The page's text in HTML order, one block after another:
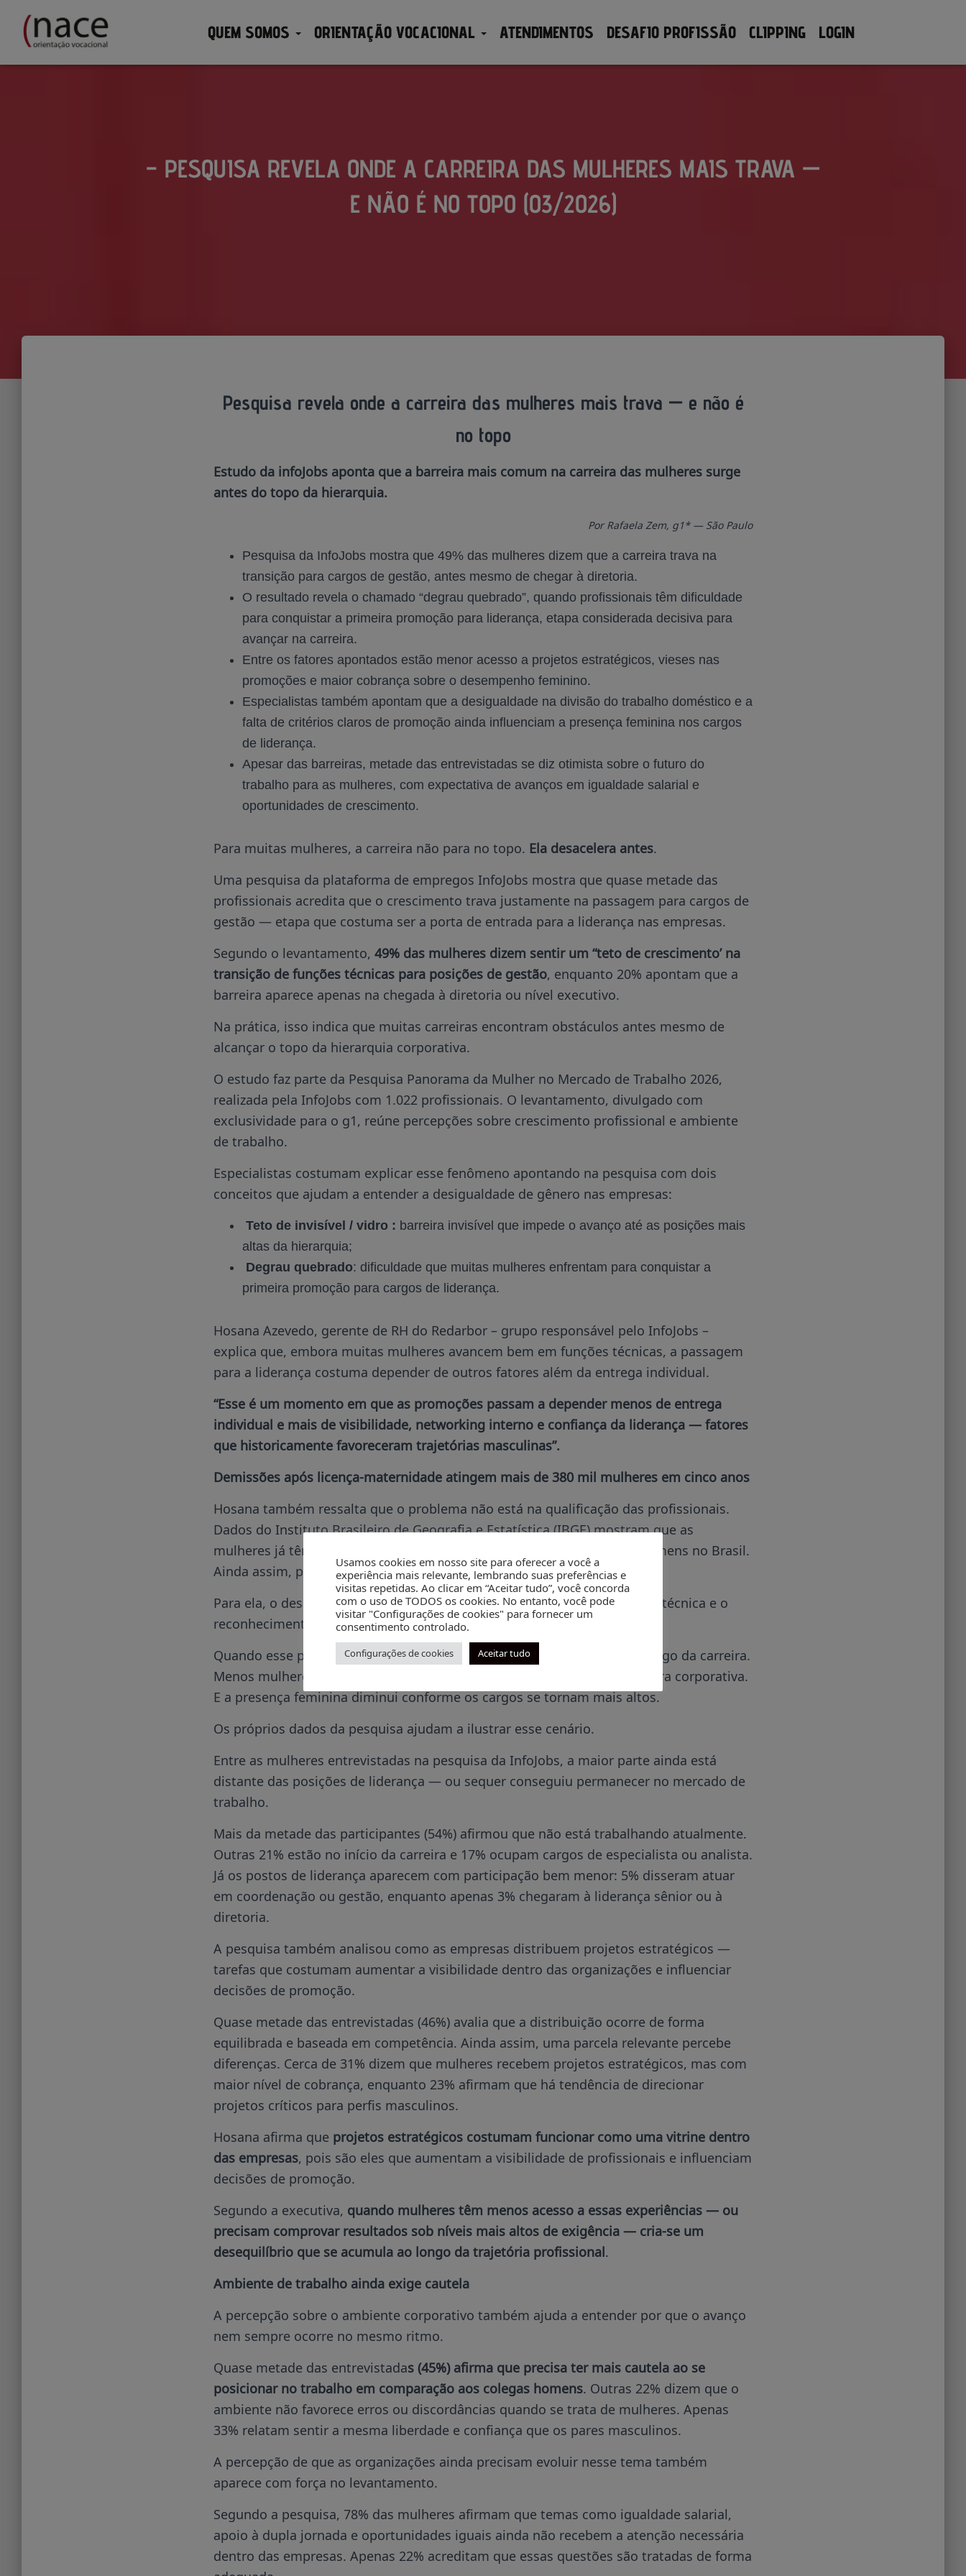
QUEM SOMOS ORIENTAÇÃO VOCACIONAL ATENDIMENTOS DESAFIO PROFISSÃO CLIPPING LOGIN
– PESQUISA REVELA ONDE A CARREIRA DAS MULHERES MAIS TRAVA —
E NÃO É NO TOPO (03/2026)
Pesquisa revela onde a carreira das mulheres mais trava — e não é
no topo
Estudo da infoJobs aponta que a barreira mais comum na carreira das mulheres surge
antes do topo da hierarquia.
Por Rafaela Zem, g1* — São Paulo
Pesquisa da InfoJobs mostra que 49% das mulheres dizem que a carreira trava na
transição para cargos de gestão, antes mesmo de chegar à diretoria.
O resultado revela o chamado “degrau quebrado”, quando profissionais têm dificuldade
para conquistar a primeira promoção para liderança, etapa considerada decisiva para
avançar na carreira.
Entre os fatores apontados estão menor acesso a projetos estratégicos, vieses nas
promoções e maior cobrança sobre o desempenho feminino.
Especialistas também apontam que a desigualdade na divisão do trabalho doméstico e a
falta de critérios claros de promoção ainda influenciam a presença feminina nos cargos
de liderança.
Apesar das barreiras, metade das entrevistadas se diz otimista sobre o futuro do
trabalho para as mulheres, com expectativa de avanços em igualdade salarial e
oportunidades de crescimento.
Para muitas mulheres, a carreira não para no topo. Ela desacelera antes.
Uma pesquisa da plataforma de empregos InfoJobs mostra que quase metade das
profissionais acredita que o crescimento trava justamente na passagem para cargos de
gestão — etapa que costuma ser a porta de entrada para a liderança nas empresas.
Segundo o levantamento, 49% das mulheres dizem sentir um “teto de crescimento’ na
transição de funções técnicas para posições de gestão, enquanto 20% apontam que a
barreira aparece apenas na chegada à diretoria ou nível executivo.
Na prática, isso indica que muitas carreiras encontram obstáculos antes mesmo de
alcançar o topo da hierarquia corporativa.
O estudo faz parte da Pesquisa Panorama da Mulher no Mercado de Trabalho 2026,
realizada pela InfoJobs com 1.022 profissionais. O levantamento, divulgado com
exclusividade para o g1, reúne percepções sobre crescimento profissional e ambiente
de trabalho.
Especialistas costumam explicar esse fenômeno apontando na pesquisa com dois
conceitos que ajudam a entender a desigualdade de gênero nas empresas:
Teto de invisível / vidro : barreira invisível que impede o avanço até as posições mais
altas da hierarquia;
Degrau quebrado: dificuldade que muitas mulheres enfrentam para conquistar a
primeira promoção para cargos de liderança.
Hosana Azevedo, gerente de RH do Redarbor – grupo responsável pelo InfoJobs –
explica que, embora muitas mulheres avancem bem em funções técnicas, a passagem
para a liderança costuma depender de outros fatores além da entrega individual.
“Esse é um momento em que as promoções passam a depender menos de entrega
individual e mais de visibilidade, networking interno e confiança da liderança — fatores
que historicamente favoreceram trajetórias masculinas”.
Demissões após licença-maternidade atingem mais de 380 mil mulheres em cinco anos
Hosana também ressalta que o problema não está na qualificação das profissionais.
Dados do Instituto Brasileiro de Geografia e Estatística (IBGE) mostram que as
mulheres já têm, em média, níveis de escolaridade mais altos que os homens no Brasil.
Ainda assim, permanecem sub-representadas em posições de liderança.
Para ela, o desafio aparece justamente na transição entre a performance técnica e o
reconhecimento como potencial líder dentro das empresas.
Quando esse primeiro obstáculo aparece cedo, o efeito se espalha ao longo da carreira.
Menos mulheres conseguem avançar para os níveis seguintes da estrutura corporativa.
E a presença feminina diminui conforme os cargos se tornam mais altos.
Os próprios dados da pesquisa ajudam a ilustrar esse cenário.
Entre as mulheres entrevistadas na pesquisa da InfoJobs, a maior parte ainda está
distante das posições de liderança — ou sequer conseguiu permanecer no mercado de
trabalho.
Mais da metade das participantes (54%) afirmou que não está trabalhando atualmente.
Outras 21% estão no início da carreira e 17% ocupam cargos de especialista ou analista.
Já os postos de liderança aparecem com participação bem menor: 5% disseram atuar
em coordenação ou gestão, enquanto apenas 3% chegaram à liderança sênior ou à
diretoria.
A pesquisa também analisou como as empresas distribuem projetos estratégicos —
tarefas que costumam aumentar a visibilidade dentro das organizações e influenciar
decisões de promoção.
Quase metade das entrevistadas (46%) avalia que a distribuição ocorre de forma
equilibrada e baseada em competência. Ainda assim, uma parcela relevante percebe
diferenças. Cerca de 31% dizem que mulheres recebem projetos estratégicos, mas com
maior nível de cobrança, enquanto 23% afirmam que há tendência de direcionar
projetos críticos para perfis masculinos.
Hosana afirma que projetos estratégicos costumam funcionar como uma vitrine dentro
das empresas, pois são eles que aumentam a visibilidade de profissionais e influenciam
decisões de promoção.
Segundo a executiva, quando mulheres têm menos acesso a essas experiências — ou
precisam comprovar resultados sob níveis mais altos de exigência — cria-se um
desequilíbrio que se acumula ao longo da trajetória profissional.
Ambiente de trabalho ainda exige cautela
A percepção sobre o ambiente corporativo também ajuda a entender por que o avanço
nem sempre ocorre no mesmo ritmo.
Quase metade das entrevistadas (45%) afirma que precisa ter mais cautela ao se
posicionar no trabalho em comparação aos colegas homens. Outras 22% dizem que o
ambiente não favorece erros ou discordâncias quando se trata de mulheres. Apenas
33% relatam sentir a mesma liberdade e confiança que os pares masculinos.
A percepção de que as organizações ainda precisam evoluir nesse tema também
aparece com força no levantamento.
Segundo a pesquisa, 78% das mulheres afirmam que temas como igualdade salarial,
apoio à dupla jornada e oportunidades iguais ainda não recebem a atenção necessária
dentro das empresas. Apenas 22% acreditam que essas questões são tratadas de forma
Usamos cookies em nosso site para oferecer a você a
experiência mais relevante, lembrando suas preferências e
visitas repetidas. Ao clicar em “Aceitar tudo”, você concorda
com o uso de TODOS os cookies. No entanto, você pode
visitar "Configurações de cookies" para fornecer um
consentimento controlado.
Configurações de cookies Aceitar tudo